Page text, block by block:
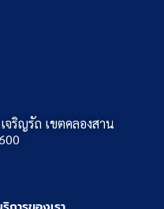
ริญรัถ เขตคลองสาน